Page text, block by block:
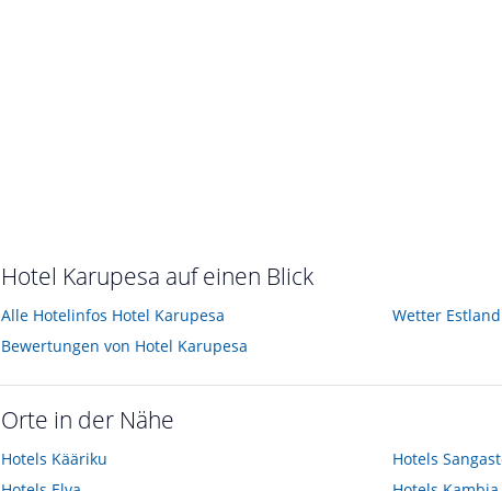
Hotel Karupesa auf einen Blick
Alle Hotelinfos Hotel Karupesa
Bewertungen von Hotel Karupesa
Wetter Estland
Orte in der Nähe
Hotels Kääriku
Hotels